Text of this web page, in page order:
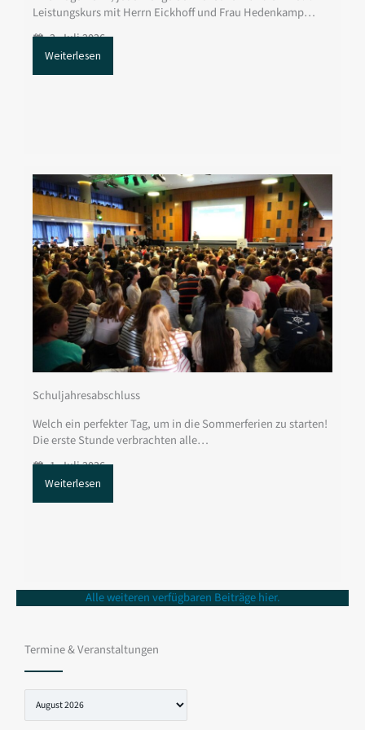
Leistungskurs mit Herrn Eickhoff und Frau Hedenkamp…
2. Juli 2026
Weiterlesen
Schuljahresabschluss
Welch ein perfekter Tag, um in die Sommerferien zu starten!
Die erste Stunde verbrachten alle…
1. Juli 2026
Weiterlesen
Alle weiteren verfügbaren Beiträge hier.
Termine & Veranstaltungen
des